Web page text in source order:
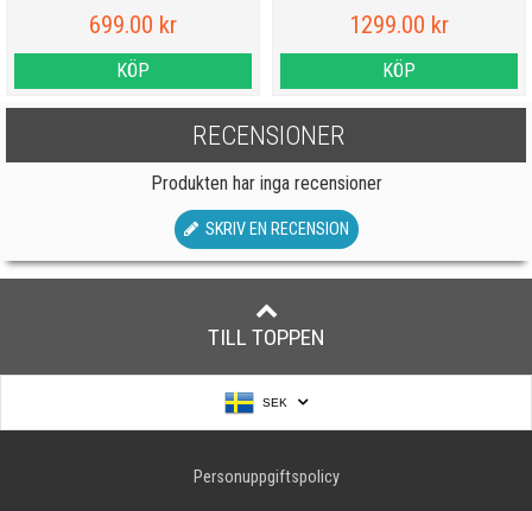
699.00 kr
KÖP
1299.00 kr
KÖP
RECENSIONER
Produkten har inga recensioner
SKRIV EN RECENSION
TILL TOPPEN
SEK
Personuppgiftspolicy